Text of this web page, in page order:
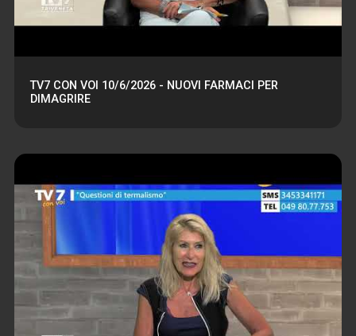
TV7 CON VOI 10/6/2026 - NUOVI FARMACI PER
DIMAGRIRE